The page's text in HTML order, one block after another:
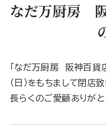
なだ万厨房
「なだ万厨房 阪神百
（日）をもちまして閉店致
長らくのご愛顧ありがと